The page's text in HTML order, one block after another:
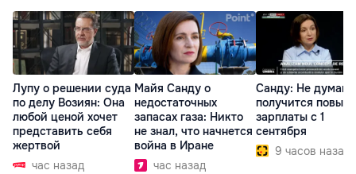
Лупу о решении суда
по делу Возиян: Она
любой ценой хочет
представить себя
жертвой
час назад
Майя Санду о
недостаточных
запасах газа: Никто
не знал, что начнется
война в Иране
час назад
Санду: Не думаю,
получится
зарплаты с 1
сентября
9 часов назад